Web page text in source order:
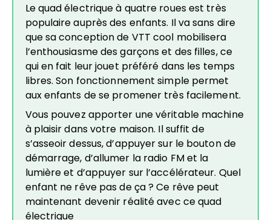
Le quad électrique à quatre roues est très
populaire auprès des enfants. Il va sans dire
que sa conception de VTT cool mobilisera
l’enthousiasme des garçons et des filles, ce
qui en fait leur jouet préféré dans les temps
libres. Son fonctionnement simple permet
aux enfants de se promener très facilement.
Vous pouvez apporter une véritable machine
à plaisir dans votre maison. Il suffit de
s’asseoir dessus, d’appuyer sur le bouton de
démarrage, d’allumer la radio FM et la
lumière et d’appuyer sur l’accélérateur. Quel
enfant ne rêve pas de ça ? Ce rêve peut
maintenant devenir réalité avec ce quad
électrique